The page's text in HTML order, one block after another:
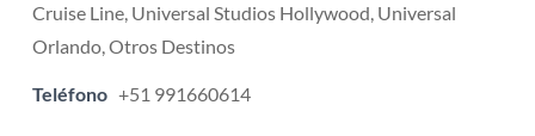
Cruise Line, Universal Studios Hollywood, Universal
Orlando, Otros Destinos
Teléfono +51 991660614